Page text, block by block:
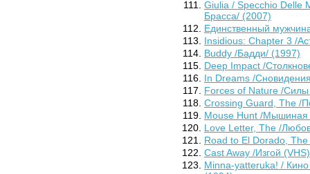
Giulia / Specchio Delle
Брасса/ (2007)
Единственный
Insidious: Chapter 3 /
Buddy /Бадди/ (1997)
Deep Impact /
In Dreams /
Forces of Nature /
Crossing Guard, The /
Mouse Hunt /Мышиная
Love Letter, The /
Road to El Dorado,
Cast Away /Изгой
Minna-yatteruka! /